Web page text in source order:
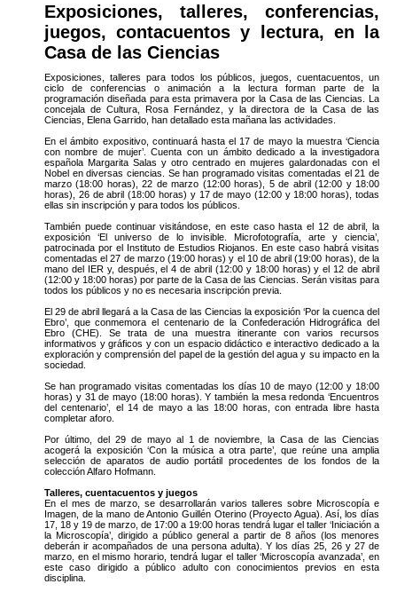
Exposiciones, talleres, conferencias,
juegos, contacuentos y lectura, en la
Casa de las Ciencias
Exposiciones, talleres para todos los públicos, juegos, cuentacuentos, un
ciclo de conferencias o animación a la lectura forman parte de la
programación diseñada para esta primavera por la Casa de las Ciencias. La
concejala de Cultura, Rosa Fernández, y la directora de la Casa de las
Ciencias, Elena Garrido, han detallado esta mañana las actividades.
En el ámbito expositivo, continuará hasta el 17 de mayo la muestra ‘Ciencia
con nombre de mujer’. Cuenta con un ámbito dedicado a la investigadora
española Margarita Salas y otro centrado en mujeres galardonadas con el
Nobel en diversas ciencias. Se han programado visitas comentadas el 21 de
marzo (18:00 horas), 22 de marzo (12:00 horas), 5 de abril (12:00 y 18:00
horas), 26 de abril (18:00 horas) y 17 de mayo (12:00 y 18:00 horas), todas
ellas sin inscripción y para todos los públicos.
También puede continuar visitándose, en este caso hasta el 12 de abril, la
exposición ‘El universo de lo invisible. Microfotografía, arte y ciencia’,
patrocinada por el Instituto de Estudios Riojanos. En este caso habrá visitas
comentadas el 27 de marzo (19:00 horas) y el 10 de abril (19:00 horas), de la
mano del IER y, después, el 4 de abril (12:00 y 18:00 horas) y el 12 de abril
(12:00 y 18:00 horas) por parte de la Casa de las Ciencias. Serán visitas para
todos los públicos y no es necesaria inscripción previa.
El 29 de abril llegará a la Casa de las Ciencias la exposición ‘Por la cuenca del
Ebro’, que conmemora el centenario de la Confederación Hidrográfica del
Ebro (CHE). Se trata de una muestra itinerante con varios recursos
informativos y gráficos y con un espacio didáctico e interactivo dedicado a la
exploración y comprensión del papel de la gestión del agua y su impacto en la
sociedad.
Se han programado visitas comentadas los días 10 de mayo (12:00 y 18:00
horas) y 31 de mayo (18:00 horas). Y también la mesa redonda ‘Encuentros
del centenario’, el 14 de mayo a las 18:00 horas, con entrada libre hasta
completar aforo.
Por último, del 29 de mayo al 1 de noviembre, la Casa de las Ciencias
acogerá la exposición ‘Con la música a otra parte’, que reúne una amplia
selección de aparatos de audio portátil procedentes de los fondos de la
colección Alfaro Hofmann.
Talleres, cuentacuentos y juegos
En el mes de marzo, se desarrollarán varios talleres sobre Microscopía e
Imagen, de la mano de Antonio Guillén Oterino (Proyecto Agua). Así, los días
17, 18 y 19 de marzo, de 17:00 a 19:00 horas tendrá lugar el taller ‘Iniciación a
la Microscopía’, dirigido a público general a partir de 8 años (los menores
deberán ir acompañados de una persona adulta). Y los días 25, 26 y 27 de
marzo, en el mismo horario, tendrá lugar el taller ‘Microscopía avanzada’, en
este caso dirigido a público adulto con conocimientos previos en esta
disciplina.